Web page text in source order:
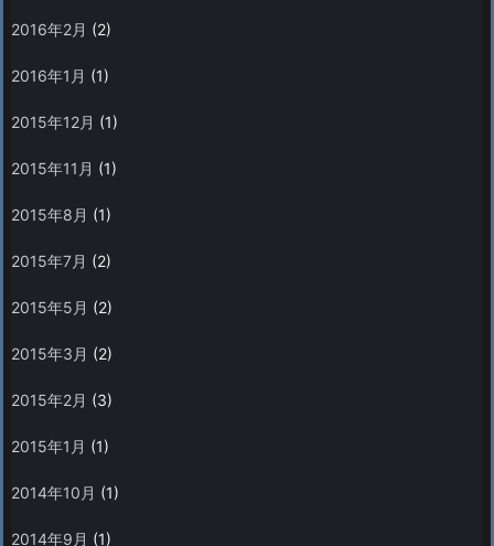
2016年2月 (2)
2016年1月 (1)
2015年12月 (1)
2015年11月 (1)
2015年8月 (1)
2015年7月 (2)
2015年5月 (2)
2015年3月 (2)
2015年2月 (3)
2015年1月 (1)
2014年10月 (1)
2014年9月 (1)